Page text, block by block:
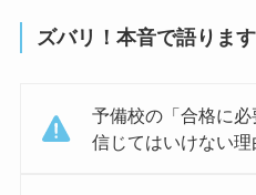
ズバリ！本音で語ります
予備校の「合格に
信じてはいけない理